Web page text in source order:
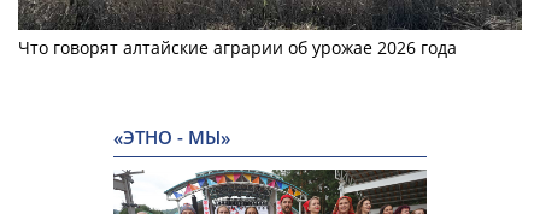
Что говорят алтайские аграрии об урожае 2026 года
«ЭТНО - МЫ»